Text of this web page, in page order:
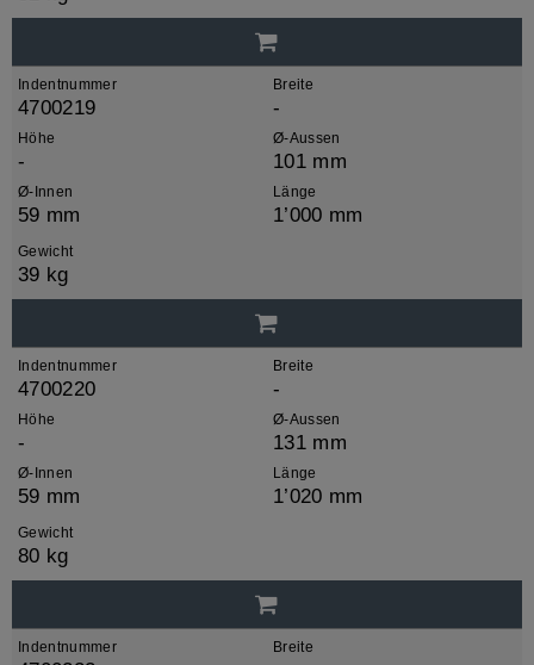
Indentnummer
4700219
Breite
-
Höhe
-
Ø-Aussen
101 mm
Ø-Innen
59 mm
Länge
1’000 mm
Gewicht
39 kg
Indentnummer
4700220
Breite
-
Höhe
-
Ø-Aussen
131 mm
Ø-Innen
59 mm
Länge
1’020 mm
Gewicht
80 kg
Indentnummer Breite